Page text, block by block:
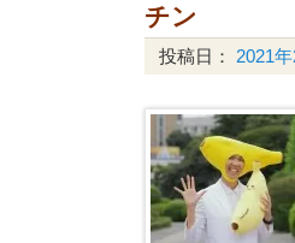
チン
投稿日： 2021